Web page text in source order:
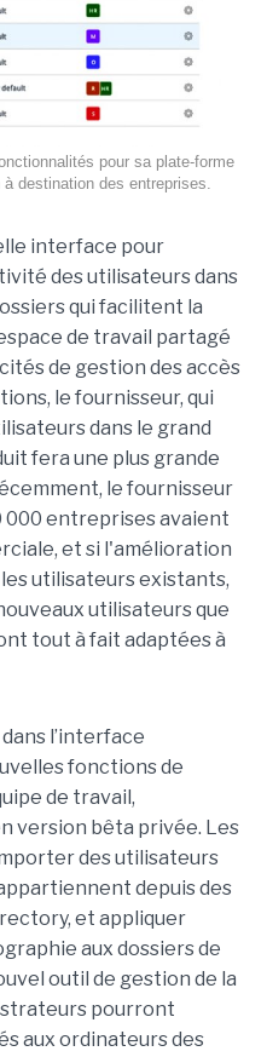
pour sa plate-forme
destination des entreprises.
interface pour
des utilisateurs dans
qui facilitent la
de travail partagé
de gestion des accès
le fournisseur, qui
dans le grand
fera une plus grande
le fournisseur
000 entreprises avaient
et si l'amélioration
utilisateurs existants,
utilisateurs que
tout à fait adaptées à
l’interface
fonctions de
de travail,
version bêta privée. Les
des utilisateurs
depuis des
et appliquer
aux dossiers de
outil de gestion de la
pourront
aux ordinateurs des